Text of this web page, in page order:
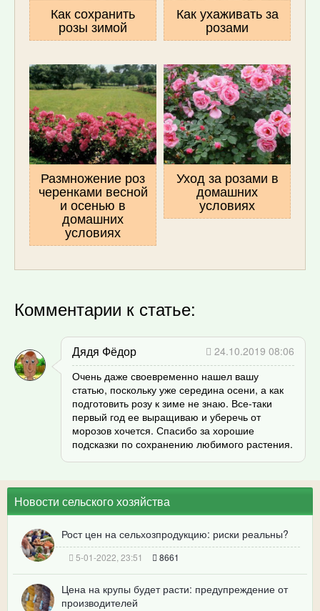
Как сохранить
розы зимой
Как ухаживать за
розами
Размножение роз
черенками весной
и осенью в
домашних
условиях
Уход за розами в
домашних
условиях
Комментарии к статье:
Дядя Фёдор
24.10.2019 08:06
Очень даже своевременно нашел вашу
статью, поскольку уже середина осени, а как
подготовить розу к зиме не знаю. Все-таки
первый год ее выращиваю и уберечь от
морозов хочется. Спасибо за хорошие
подсказки по сохранению любимого растения.
Новости сельского хозяйства
Рост цен на сельхозпродукцию: риски реальны?
5-01-2022, 23:51 8661
Цена на крупы будет расти: предупреждение от
производителей